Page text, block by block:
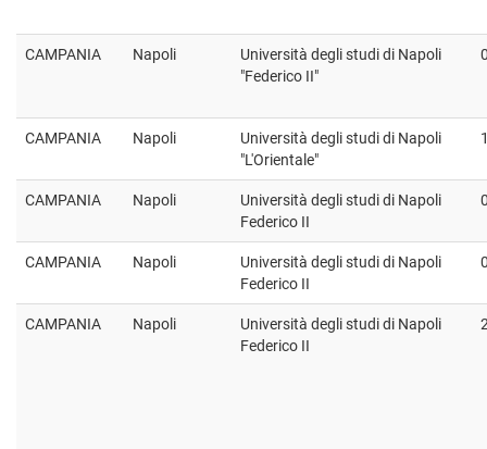
CAMPANIA Napoli
Università degli studi di Napoli
"Federico II"
CAMPANIA Napoli
Università degli studi di Napoli
"L'Orientale"
CAMPANIA Napoli
Università degli studi di Napoli
Federico II
CAMPANIA Napoli
Università degli studi di Napoli
Federico II
CAMPANIA Napoli
Università degli studi di Napoli
Federico II